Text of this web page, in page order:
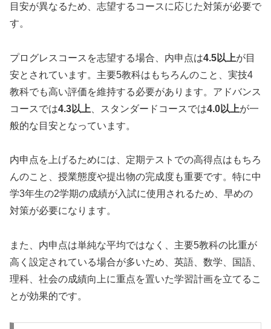
目安が異なるため、志望するコースに応じた対策が必要で
す。
プログレスコースを志望する場合、内申点は4.5以上が目
安とされています。主要5教科はもちろんのこと、実技4
教科でも高い評価を維持する必要があります。アドバンス
コースでは4.3以上 、スタンダードコースでは4.0以上が一
般的な目安となっています。
内申点を上げるためには、定期テストでの高得点はもちろ
んのこと、授業態度や提出物の完成度も重要です。特に中
学3年生の2学期の成績が入試に使用されるため、早めの
対策が必要になります。
また、内申点は単純な平均ではなく、主要5教科の比重が
高く設定されている場合が多いため、英語、数学、国語、
理科、社会の成績向上に重点を置いた学習計画を立てるこ
とが効果的です。